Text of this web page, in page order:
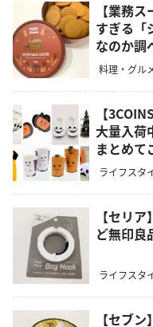
【業務
すぎる「
なのか調
料理・グル
【
大量入荷
まとめて
ライフスタ
【セリ
ど無印良
ライフスタ
【セブ